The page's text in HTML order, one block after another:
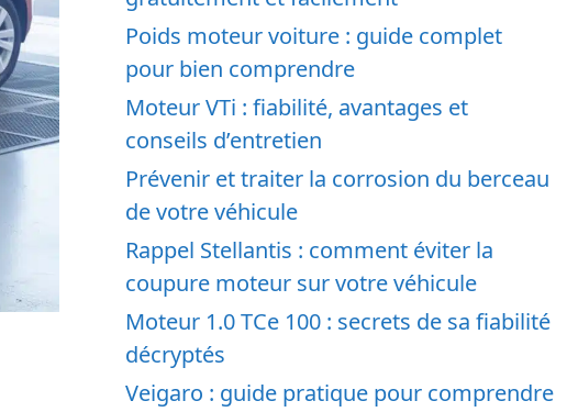
Poids moteur voiture : guide complet
pour bien comprendre
Moteur VTi : fiabilité, avantages et
conseils d’entretien
Prévenir et traiter la corrosion du berceau
de votre véhicule
Rappel Stellantis : comment éviter la
coupure moteur sur votre véhicule
Moteur 1.0 TCe 100 : secrets de sa fiabilité
décryptés
Veigaro : guide pratique pour comprendre